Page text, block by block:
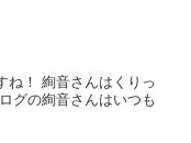
ね！ 絢音さんはくりっ
グの絢音さんはいつも